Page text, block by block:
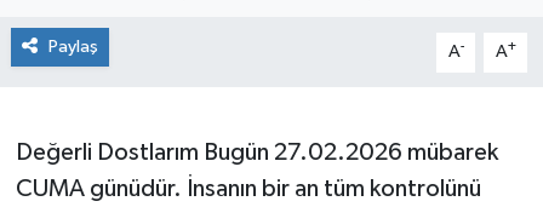
Paylaş A- A+
Değerli Dostlarım Bugün 27.02.2026 mübarek
CUMA günüdür. İnsanın bir an tüm kontrolünü